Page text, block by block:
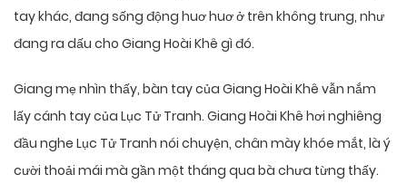
tay khác, đang sống động huơ huơ ở trên không trung, như
đang ra dấu cho Giang Hoài Khê gì đó.
Giang mẹ nhìn thấy, bàn tay của Giang Hoài Khê vẫn nắm
lấy cánh tay của Lục Tử Tranh. Giang Hoài Khê hơi nghiêng
đầu nghe Lục Tử Tranh nói chuyện, chân mày khóe mắt, là ý
cười thoải mái mà gần một tháng qua bà chưa từng thấy.